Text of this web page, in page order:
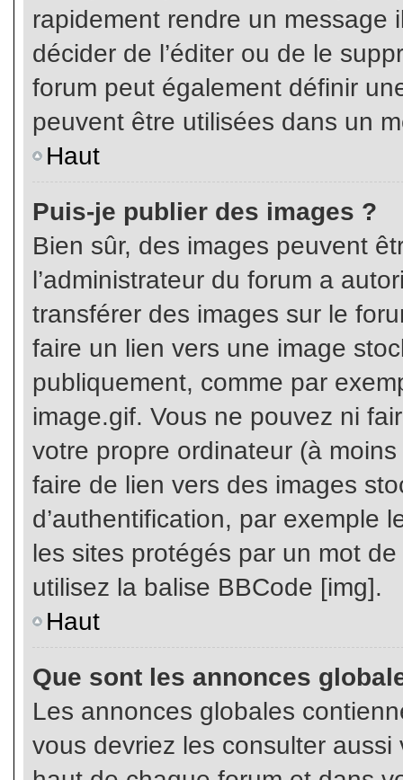
rapidement rendre un message
décider de l’éditer ou de le
forum peut également définir
peuvent être utilisées dans un
Haut
Puis-je publier des images ?
Bien sûr, des images peuvent
l’administrateur du forum a
transférer des images sur le
faire un lien vers une image
publiquement, comme par
image.gif. Vous ne pouvez ni
votre propre ordinateur (à
faire de lien vers des images
d’authentification, par exemple
les sites protégés par un mot
utilisez la balise BBCode [img].
Haut
Que sont les annonces
Les annonces globales
vous devriez les consulter